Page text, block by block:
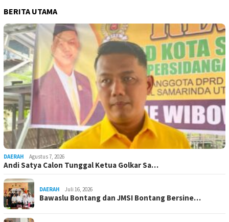
BERITA UTAMA
DAERAH Agustus 7, 2026
Andi Satya Calon Tunggal Ketua Golkar Sa…
DAERAH Juli 16, 2026
Bawaslu Bontang dan JMSI Bontang Bersine…